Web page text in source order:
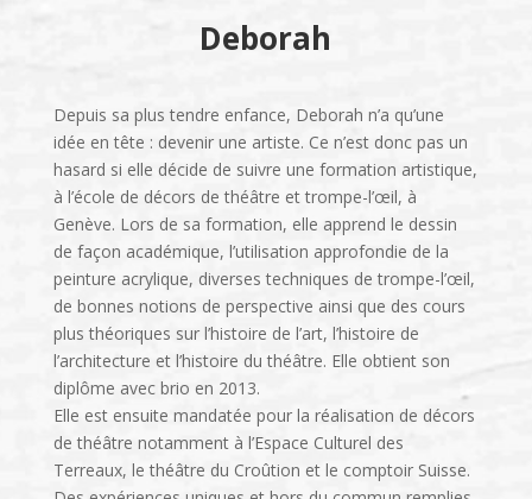
Deborah
Depuis sa plus tendre enfance, Deborah n’a qu’une
idée en tête : devenir une artiste. Ce n’est donc pas un
hasard si elle décide de suivre une formation artistique,
à l’école de décors de théâtre et trompe-l’œil, à
Genève. Lors de sa formation, elle apprend le dessin
de façon académique, l’utilisation approfondie de la
peinture acrylique, diverses techniques de trompe-l’œil,
de bonnes notions de perspective ainsi que des cours
plus théoriques sur l’histoire de l’art, l’histoire de
l’architecture et l’histoire du théâtre. Elle obtient son
diplôme avec brio en 2013.
Elle est ensuite mandatée pour la réalisation de décors
de théâtre notamment à l’Espace Culturel des
Terreaux, le théâtre du Croûtion et le comptoir Suisse.